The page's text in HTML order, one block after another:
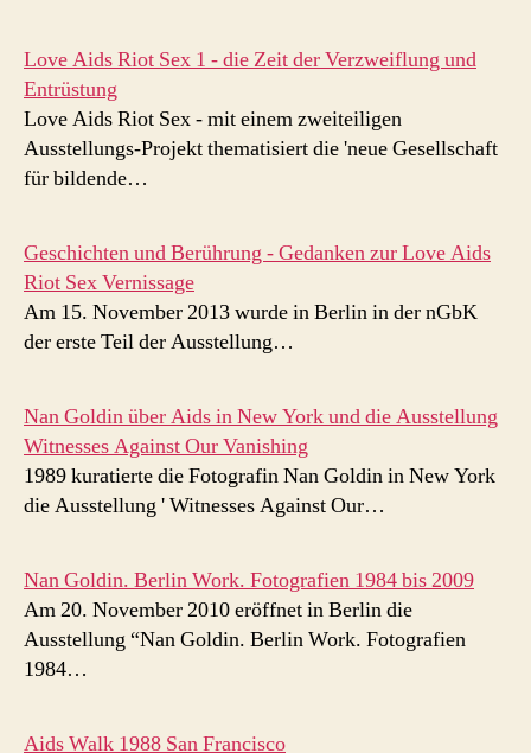
Love Aids Riot Sex 1 - die Zeit der Verzweiflung und
Entrüstung
Love Aids Riot Sex - mit einem zweiteiligen
Ausstellungs-Projekt thematisiert die 'neue Gesellschaft
für bildende…
Geschichten und Berührung - Gedanken zur Love Aids
Riot Sex Vernissage
Am 15. November 2013 wurde in Berlin in der nGbK
der erste Teil der Ausstellung…
Nan Goldin über Aids in New York und die Ausstellung
Witnesses Against Our Vanishing
1989 kuratierte die Fotografin Nan Goldin in New York
die Ausstellung ' Witnesses Against Our…
Nan Goldin. Berlin Work. Fotografien 1984 bis 2009
Am 20. November 2010 eröffnet in Berlin die
Ausstellung “Nan Goldin. Berlin Work. Fotografien
1984…
Aids Walk 1988 San Francisco